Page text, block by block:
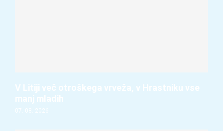
V Litiji več otroškega vrveža, v Hrastniku vse
manj mladih
07. 08. 2026